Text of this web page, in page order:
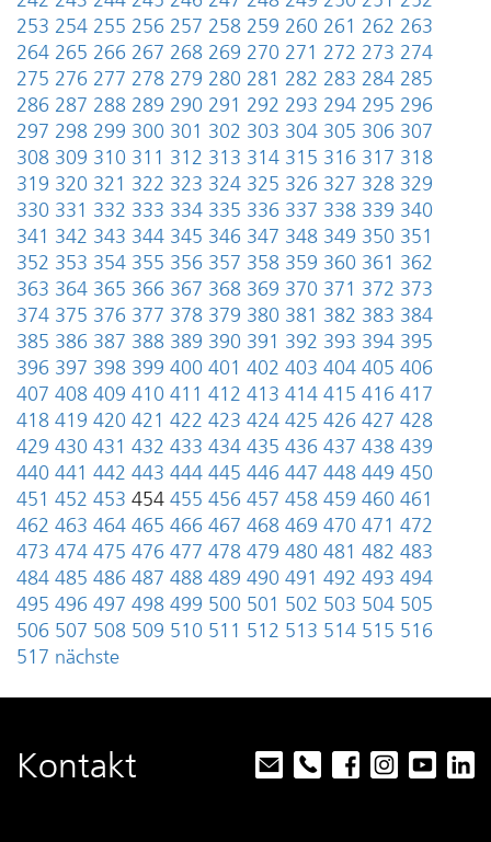
253 254 255 256 257 258 259 260 261 262 263
264 265 266 267 268 269 270 271 272 273 274
275 276 277 278 279 280 281 282 283 284 285
286 287 288 289 290 291 292 293 294 295 296
297 298 299 300 301 302 303 304 305 306 307
308 309 310 311 312 313 314 315 316 317 318
319 320 321 322 323 324 325 326 327 328 329
330 331 332 333 334 335 336 337 338 339 340
341 342 343 344 345 346 347 348 349 350 351
352 353 354 355 356 357 358 359 360 361 362
363 364 365 366 367 368 369 370 371 372 373
374 375 376 377 378 379 380 381 382 383 384
385 386 387 388 389 390 391 392 393 394 395
396 397 398 399 400 401 402 403 404 405 406
407 408 409 410 411 412 413 414 415 416 417
418 419 420 421 422 423 424 425 426 427 428
429 430 431 432 433 434 435 436 437 438 439
440 441 442 443 444 445 446 447 448 449 450
451 452 453 454 455 456 457 458 459 460 461
462 463 464 465 466 467 468 469 470 471 472
473 474 475 476 477 478 479 480 481 482 483
484 485 486 487 488 489 490 491 492 493 494
495 496 497 498 499 500 501 502 503 504 505
506 507 508 509 510 511 512 513 514 515 516
517 nächste
Kontakt